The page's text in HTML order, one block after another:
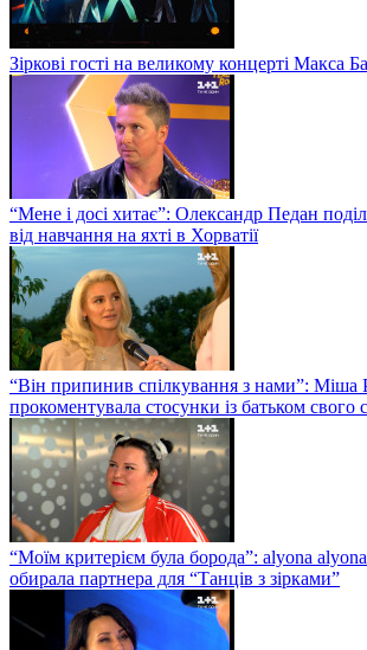
Зіркові гості на великому концерті Макса
“Мене і досі хитає”: Олександр Педан
від навчання на яхті в Хорватії
“Він припинив спілкування з нами”: Міша
прокоментувала стосунки із батьком свого
“Моїм критерієм була борода”: alyona
обирала партнера для “Танців з зірками”